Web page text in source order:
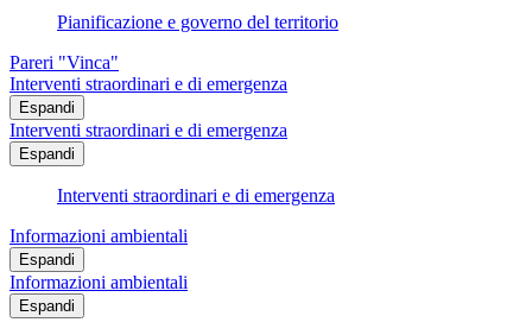
Pianificazione e governo del territorio
Pareri "Vinca"
Interventi straordinari e di emergenza
Espandi
Interventi straordinari e di emergenza
Espandi
Interventi straordinari e di emergenza
Informazioni ambientali
Espandi
Informazioni ambientali
Espandi